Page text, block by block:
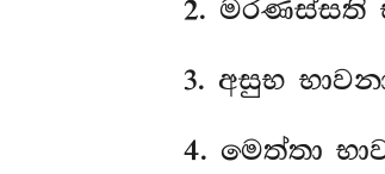
2. මරණස්සති
3. අසුභ
4. මෙත්තා